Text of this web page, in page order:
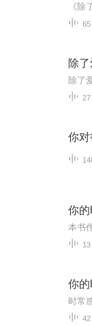
65
除
27
你对
你
13
你
42